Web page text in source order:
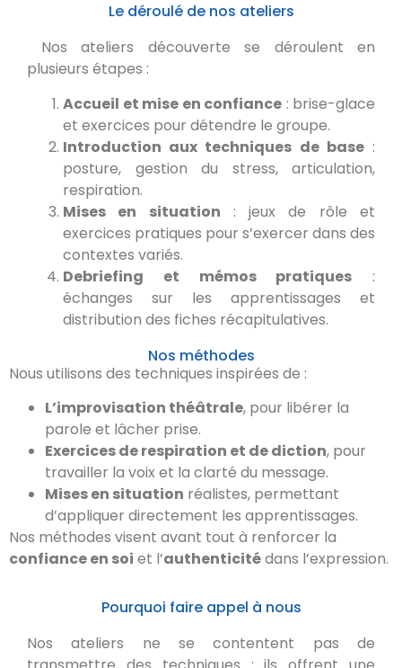
Le déroulé de nos ateliers
Nos ateliers découverte se déroulent en
plusieurs étapes :
Accueil et mise en confiance : brise-glace
et exercices pour détendre le groupe.
Introduction aux techniques de base:
posture, gestion du stress, articulation,
respiration.
Mises en situation : jeux de rôle et
exercices pratiques pour s’exercer dans des
contextes variés.
Debriefing et mémos pratiques :
échanges sur les apprentissages et
distribution des fiches récapitulatives.
Nos méthodes
Nous utilisons des techniques inspirées de :
L’improvisation théâtrale, pour libérer la
parole et lâcher prise.
Exercices de respiration et de diction, pour
travailler la voix et la clarté du message.
Mises en situation réalistes, permettant
d’appliquer directement les apprentissages.
Nos méthodes visent avant tout à renforcer la
confiance en soi et l’authenticitédans l’expression.
Pourquoi faire appel à nous
Nos ateliers ne se contentent pas de